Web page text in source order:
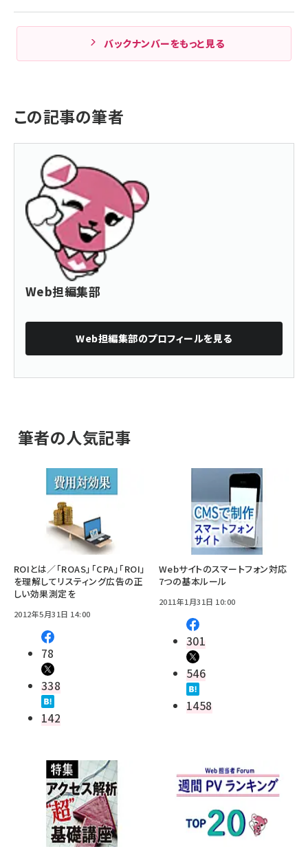
バックナンバーをもっと見る
この記事の筆者
Web担編集部
Web担編集部のプロフィールを見る
筆者の人気記事
ROIとは／「ROAS」「CPA」「ROI」
を理解してリスティング広告の正
しい効果測定を
2012年5月31日 14:00
78
338
142
Webサイトのスマートフォン対応
7つの基本ルール
2011年1月31日 10:00
301
546
1458